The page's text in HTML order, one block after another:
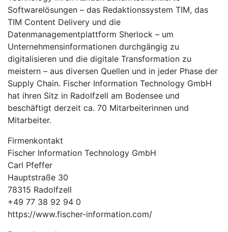
Softwarelösungen – das Redaktionssystem TIM, das
TIM Content Delivery und die
Datenmanagementplattform Sherlock – um
Unternehmensinformationen durchgängig zu
digitalisieren und die digitale Transformation zu
meistern – aus diversen Quellen und in jeder Phase der
Supply Chain. Fischer Information Technology GmbH
hat ihren Sitz in Radolfzell am Bodensee und
beschäftigt derzeit ca. 70 Mitarbeiterinnen und
Mitarbeiter.
Firmenkontakt
Fischer Information Technology GmbH
Carl Pfeffer
Hauptstraße 30
78315 Radolfzell
+49 77 38 92 94 0
https://www.fischer-information.com/